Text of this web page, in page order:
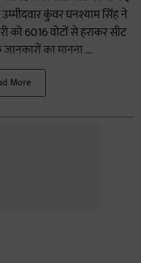
कुंवर घनश्याम सिंह ने
को 6016 वोटों से हराकर सीट
का मानना ...
More